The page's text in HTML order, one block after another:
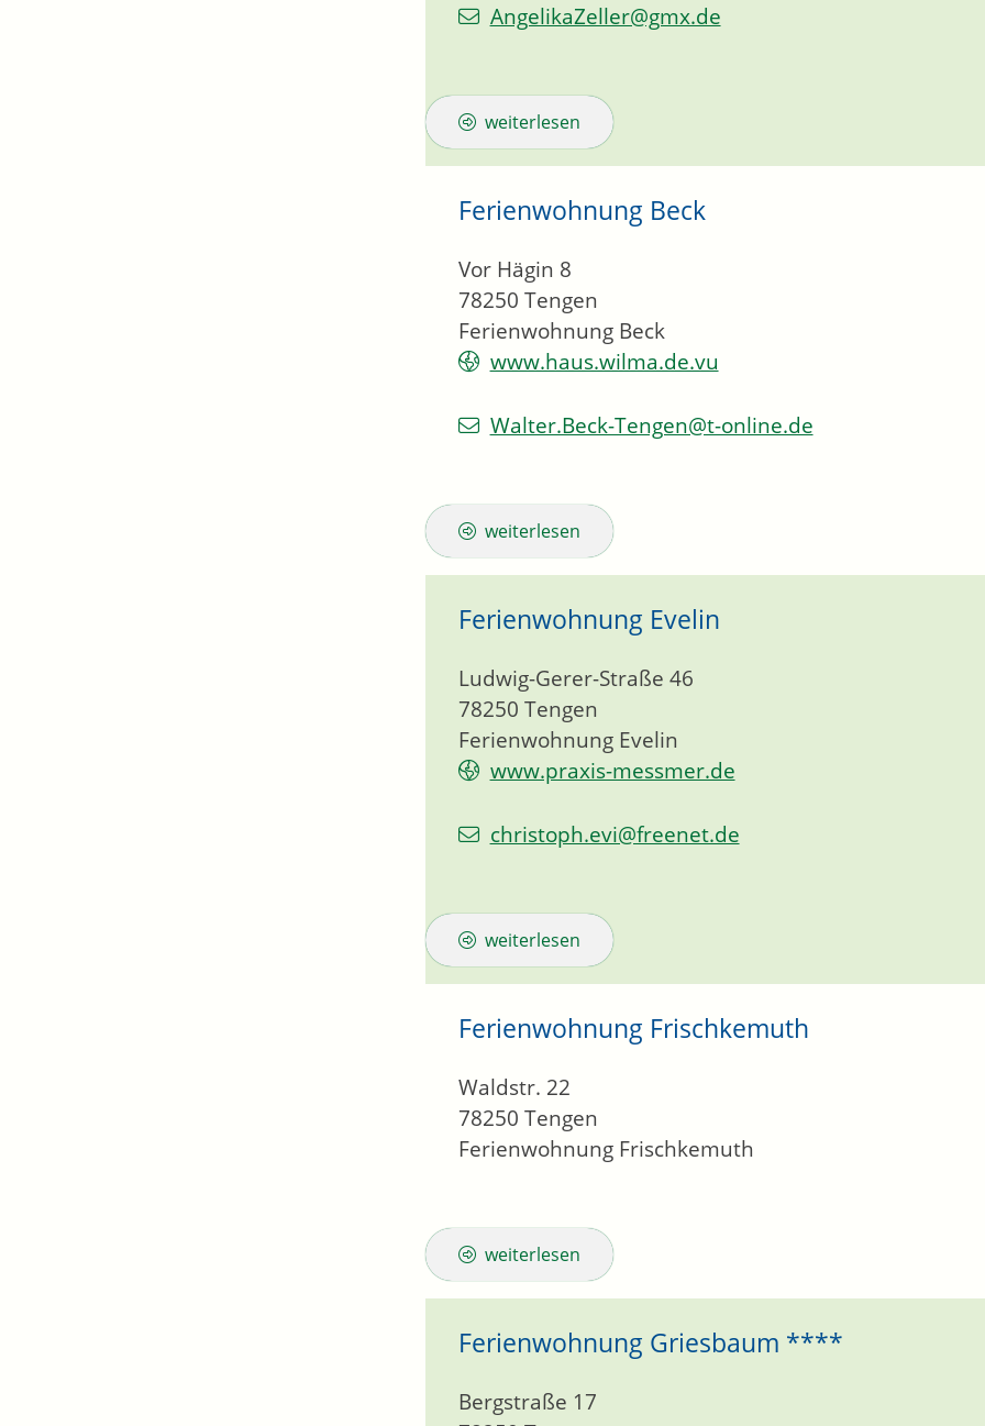
AngelikaZeller@gmx.de
weiterlesen
Ferienwohnung Beck
Ferienwohnung Beck
Vor Hägin 8
78250 Tengen
www.haus.wilma.de.vu
Walter.Beck-Tengen@t-online.de
weiterlesen
Ferienwohnung Evelin
Ferienwohnung Evelin
Ludwig-Gerer-Straße 46
78250 Tengen
www.praxis-messmer.de
christoph.evi@freenet.de
weiterlesen
Ferienwohnung Frischkemuth
Ferienwohnung Frischkemuth
Waldstr. 22
78250 Tengen
weiterlesen
Ferienwohnung Griesbaum ****
Bergstraße 17